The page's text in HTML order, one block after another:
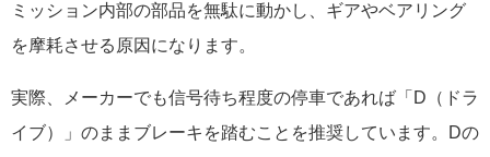
ミッション内部の部品を無駄に動かし、ギアやベアリング
を摩耗させる原因になります。
実際、メーカーでも信号待ち程度の停車であれば「D（ドラ
イブ）」のままブレーキを踏むことを推奨しています。Dの